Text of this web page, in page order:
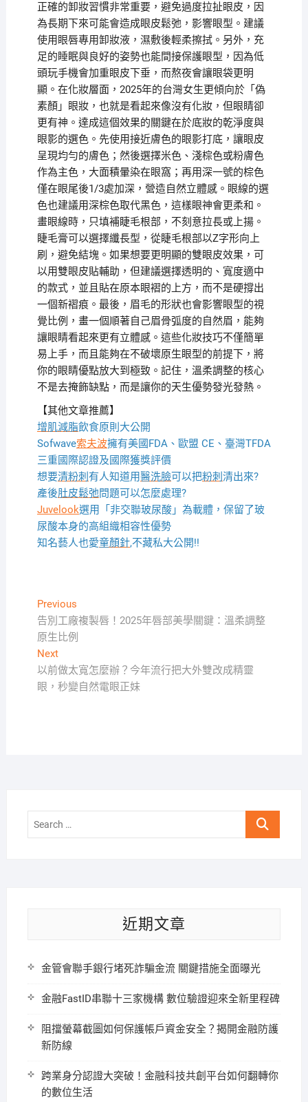
正確的卸妝習慣非常重要，避免過度拉扯眼皮，因
為長期下來可能會造成眼皮鬆弛，影響眼型。建議
使用眼唇專用卸妝液，濕敷後輕柔擦拭。另外，充
足的睡眠與良好的姿勢也能間接保護眼型，因為低
頭玩手機會加重眼皮下垂，而熬夜會讓眼袋更明
顯。在化妝層面，2025年的台灣女生更傾向於「偽
素顏」眼妝，也就是看起來像沒有化妝，但眼睛卻
更有神。達成這個效果的關鍵在於底妝的乾淨度與
眼影的選色。先使用接近膚色的眼影打底，讓眼皮
呈現均勻的膚色；然後選擇米色、淺棕色或粉膚色
作為主色，大面積暈染在眼窩；再用深一號的棕色
僅在眼尾後1/3處加深，營造自然立體感。眼線的選
色也建議用深棕色取代黑色，這樣眼神會更柔和。
畫眼線時，只填補睫毛根部，不刻意拉長或上揚。
睫毛膏可以選擇纖長型，從睫毛根部以Z字形向上
刷，避免結塊。如果想要更明顯的雙眼皮效果，可
以用雙眼皮貼輔助，但建議選擇透明的、寬度適中
的款式，並且貼在原本眼褶的上方，而不是硬撐出
一個新褶痕。最後，眉毛的形狀也會影響眼型的視
覺比例，畫一個順著自己眉骨弧度的自然眉，能夠
讓眼睛看起來更有立體感。這些化妝技巧不僅簡單
易上手，而且能夠在不破壞原生眼型的前提下，將
你的眼睛優點放大到極致。記住，溫柔調整的核心
不是去掩飾缺點，而是讓你的天生優勢發光發熱。
【其他文章推薦】
增肌減脂飲食原則大公開
Sofwave索夫波擁有美國FDA、歐盟 CE、臺灣TFDA
三重國際認證及國際獲獎評價
想要清粉刺 有人知道用醫洗臉可以把粉刺 清出來?
產後肚皮鬆弛問題可以怎麼處理?
Juvelook選用「非交聯玻尿酸」為載體，保留了玻
尿酸本身的高組織相容性優勢
知名藝人也愛童顏針,不藏私大公開!!
文
章
導
覽
PreviousPrevious
post:
告別工廠複製唇！2025年唇部美學關鍵：溫柔調整
原生比例
NextNext
post:
以前做太寬怎麼辦？今年流行把大外雙改成精靈
眼，秒變自然電眼正妹
Search
近期文章
金管會聯手銀行堵死詐騙金流 關鍵措施全面曝光
金融FastID串聯十三家機構 數位驗證迎來全新里程碑
阻擋螢幕截圖如何保護帳戶資金安全？揭開金融防護
新防線
跨業身分認證大突破！金融科技共創平台如何翻轉你
的數位生活